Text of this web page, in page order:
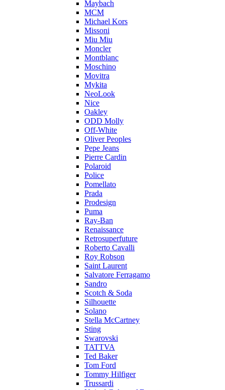
Maybach
MCM
Michael Kors
Missoni
Miu Miu
Moncler
Montblanc
Moschino
Movitra
Mykita
NeoLook
Nice
Oakley
ODD Molly
Off-White
Oliver Peoples
Pepe Jeans
Pierre Cardin
Polaroid
Police
Pomellato
Prada
Prodesign
Puma
Ray-Ban
Renaissance
Retrosuperfuture
Roberto Cavalli
Roy Robson
Saint Laurent
Salvatore Ferragamo
Sandro
Scotch & Soda
Silhouette
Solano
Stella McCartney
Sting
Swarovski
TATTVA
Ted Baker
Tom Ford
Tommy Hilfiger
Trussardi